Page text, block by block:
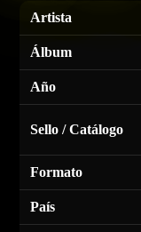
Artista
Álbum
Año
Sello / Catálogo
Formato
País